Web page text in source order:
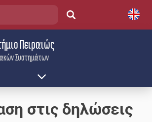
Συστημάτων
Πειραιώς
στις δηλώσεις